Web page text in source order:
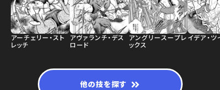
アーチェリー・スト
レッチ
アヴァランチ・デス
ロード
アングリースープレ
ックス
イデア・
他の技を探す